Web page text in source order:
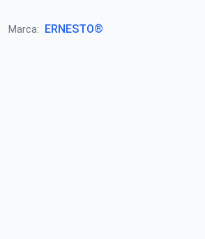
Marca: ERNESTO®